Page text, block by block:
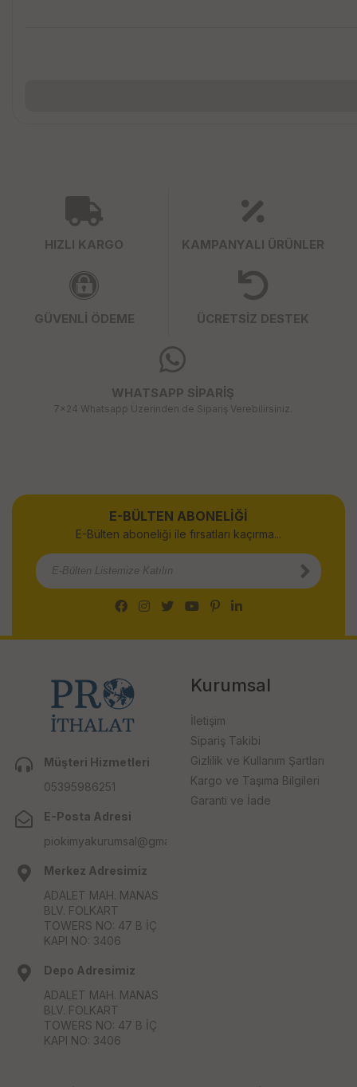
HIZLI KARGO KAMPANYALI ÜRÜNLER
GÜVENLİ ÖDEME ÜCRETSİZ DESTEK
WHATSAPP SİPARİŞ
7x24 Whatsapp Üzerinden de Sipariş Verebilirsiniz.
E-BÜLTEN ABONELİĞİ
E-Bülten aboneliği ile fırsatları kaçırma...
Müşteri Hizmetleri
05395986251
E-Posta Adresi
piokimyakurumsal@gmail.com
Merkez Adresimiz
ADALET MAH. MANAS
BLV. FOLKART
TOWERS NO: 47 B İÇ
KAPI NO: 3406
Depo Adresimiz
ADALET MAH. MANAS
BLV. FOLKART
TOWERS NO: 47 B İÇ
KAPI NO: 3406
Kurumsal
İletişim
Sipariş Takibi
Gizlilik ve Kullanım Şartları
Kargo ve Taşıma Bilgileri
Garanti ve İade